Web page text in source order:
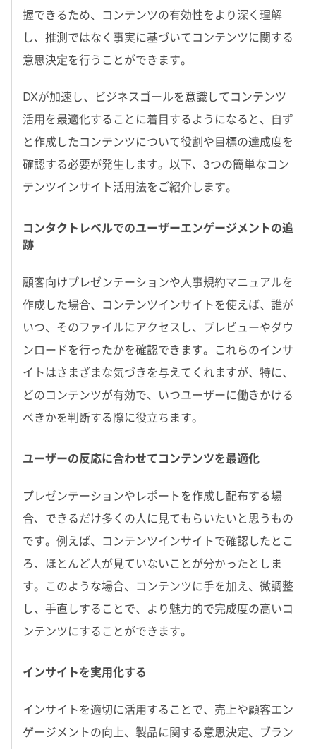
握できるため、コンテンツの有効性をより深く理解
し、推測ではなく事実に基づいてコンテンツに関する
意思決定を行うことができます。
DXが加速し、ビジネスゴールを意識してコンテンツ
活用を最適化することに着目するようになると、自ず
と作成したコンテンツについて役割や目標の達成度を
確認する必要が発生します。以下、3つの簡単なコン
テンツインサイト活用法をご紹介します。
コンタクトレベルでのユーザーエンゲージメントの追
跡
顧客向けプレゼンテーションや人事規約マニュアルを
作成した場合、コンテンツインサイトを使えば、誰が
いつ、そのファイルにアクセスし、プレビューやダウ
ンロードを行ったかを確認できます。これらのインサ
イトはさまざまな気づきを与えてくれますが、特に、
どのコンテンツが有効で、いつユーザーに働きかける
べきかを判断する際に役立ちます。
ユーザーの反応に合わせてコンテンツを最適化
プレゼンテーションやレポートを作成し配布する場
合、できるだけ多くの人に見てもらいたいと思うもの
です。例えば、コンテンツインサイトで確認したとこ
ろ、ほとんど人が見ていないことが分かったとしま
す。このような場合、コンテンツに手を加え、微調整
し、手直しすることで、より魅力的で完成度の高いコ
ンテンツにすることができます。
インサイトを実用化する
インサイトを適切に活用することで、売上や顧客エン
ゲージメントの向上、製品に関する意思決定、ブラン